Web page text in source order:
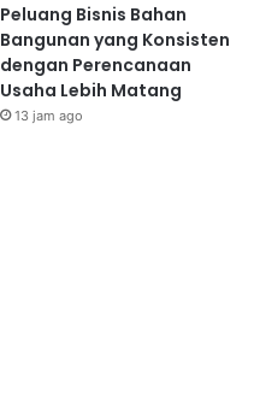
Peluang Bisnis Bahan
Bangunan yang Konsisten
dengan Perencanaan
Usaha Lebih Matang
13 jam ago